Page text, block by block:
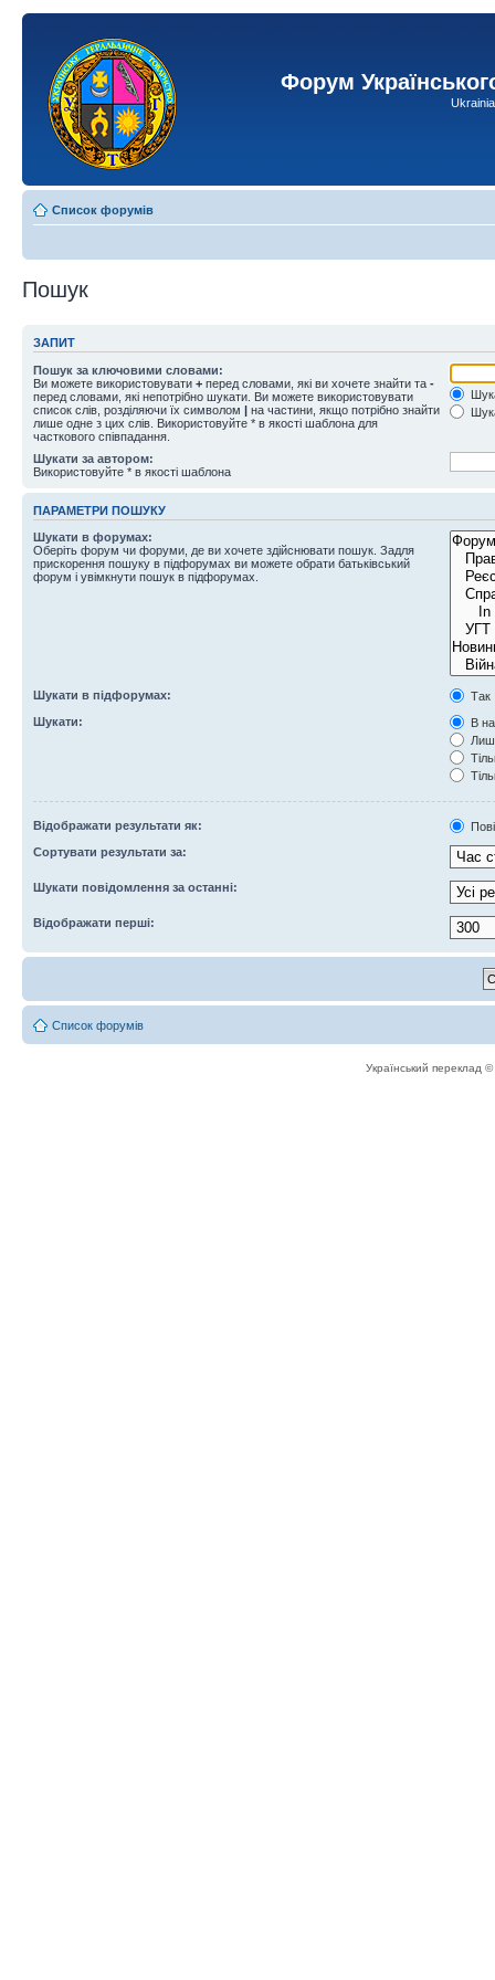
Форум
Список форумів
Пошук
ЗАПИТ
Пошук за ключовими словами:
Ви можете використовувати + перед словами, які ви хочете знайти та -
перед словами, які непотрібно шукати. Ви можете використовувати
список слів, розділяючи їх символом | на частини, якщо потрібно знайти
лише одне з цих слів. Використовуйте * в якості шаблона для
часткового співпадання.
Шукати за автором:
Використовуйте * в якості шаблона
ПАРАМЕТРИ ПОШУКУ
Шукати в форумах:
Оберіть форум чи форуми, де ви хочете здійснювати пошук. Задля
прискорення пошуку в підфорумах ви можете обрати батьківський
форум і увімкнути пошук в підфорумах.
Шукати в підфорумах:
Так
Шукати:
В
Відображати результати як:
Сортувати результати за:
Шукати повідомлення за останні:
Відображати перші:
Список форумів
Український переклад